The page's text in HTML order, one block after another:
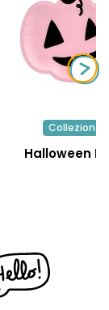
Collezione
Halloween